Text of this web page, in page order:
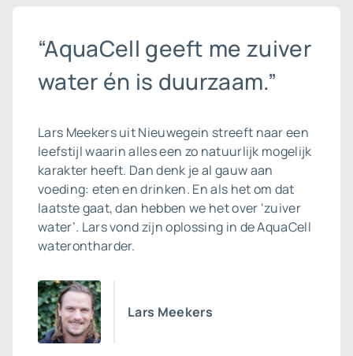
“AquaCell geeft me zuiver
water én is duurzaam.”
Lars Meekers uit Nieuwegein streeft naar een
leefstijl waarin alles een zo natuurlijk mogelijk
karakter heeft. Dan denk je al gauw aan
voeding: eten en drinken. En als het om dat
laatste gaat, dan hebben we het over ‘zuiver
water’. Lars vond zijn oplossing in de AquaCell
waterontharder.
Lars Meekers